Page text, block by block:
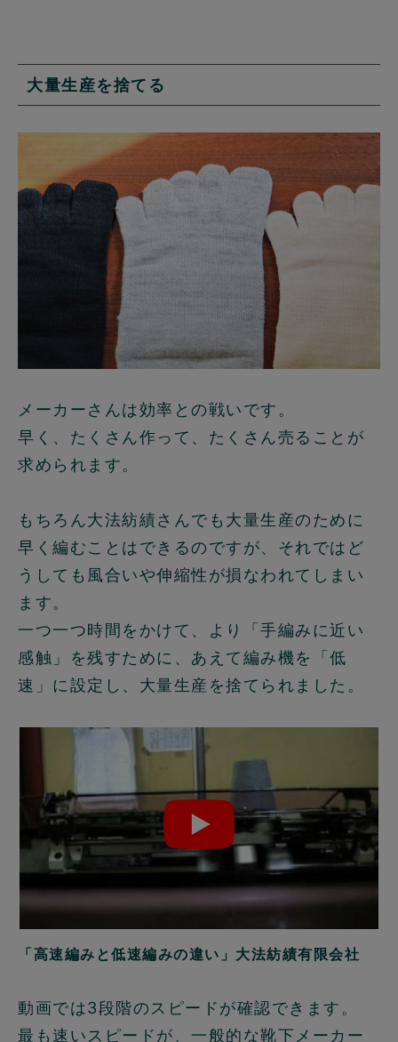
大量生産を捨てる
メーカーさんは効率との戦いです。
早く、たくさん作って、たくさん売ることが
求められます。
もちろん大法紡績さんでも大量生産のために
早く編むことはできるのですが、それではど
うしても風合いや伸縮性が損なわれてしまい
ます。
一つ一つ時間をかけて、
より「手編みに近い
感触」を残すために、あえて編み機を「低
速」に設定し、大量生産を捨てられました。
「高速編みと低速編みの違い」大法紡績有限会社
動画では3段階のスピードが確認できます。
最も速いスピードが、一般的な靴下メーカー